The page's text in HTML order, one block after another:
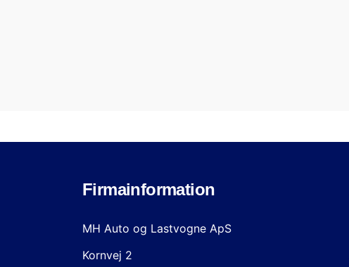
Firmainformation
MH Auto og Lastvogne ApS
Kornvej 2